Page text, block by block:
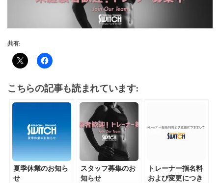
共有:
こちらの記事も読まれています:
夏季休業のお知ら
せ
スタッフ募集のお
知らせ
トレーナー指名料
および変更につき